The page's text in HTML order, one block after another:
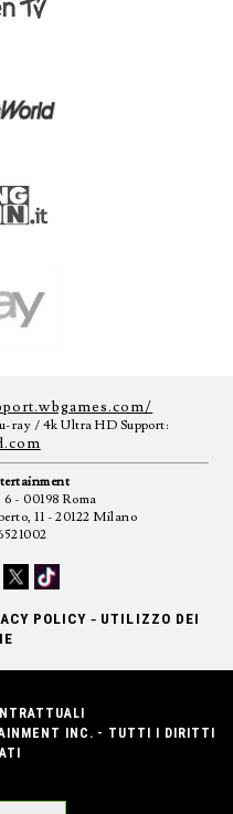
ray / 4k Ultra HD Support:
- 00198 Roma
11 - 20122 Milano
POLICY - UTILIZZO DEI
INC. - TUTTI I DIRITTI